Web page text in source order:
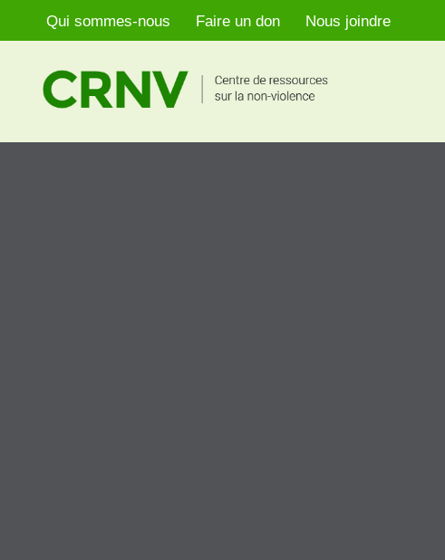
contenu
Qui sommes-nous Faire un don Nous joindre